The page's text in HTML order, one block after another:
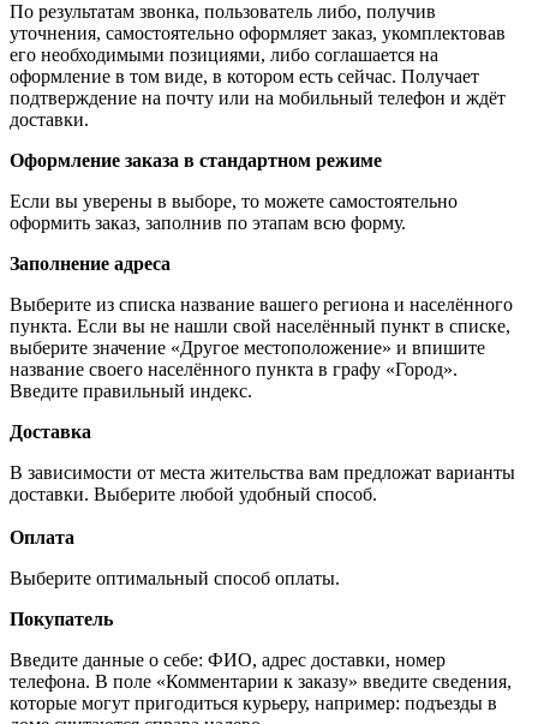
По результатам звонка, пользователь либо, получив
уточнения, самостоятельно оформляет заказ, укомплектовав
его необходимыми позициями, либо соглашается на
оформление в том виде, в котором есть сейчас. Получает
подтверждение на почту или на мобильный телефон и ждёт
доставки.
Оформление заказа в стандартном режиме
Если вы уверены в выборе, то можете самостоятельно
оформить заказ, заполнив по этапам всю форму.
Заполнение адреса
Выберите из списка название вашего региона и населённого
пункта. Если вы не нашли свой населённый пункт в списке,
выберите значение «Другое местоположение» и впишите
название своего населённого пункта в графу «Город».
Введите правильный индекс.
Доставка
В зависимости от места жительства вам предложат варианты
доставки. Выберите любой удобный способ.
Оплата
Выберите оптимальный способ оплаты.
Покупатель
Введите данные о себе: ФИО, адрес доставки, номер
телефона. В поле «Комментарии к заказу» введите сведения,
которые могут пригодиться курьеру, например: подъезды в